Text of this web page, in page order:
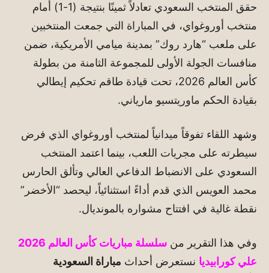
حقق المنتخب السعودي تعادلاً ثمينًا بنتيجة (1-1) أمام
منتخب أوروغواي، في المباراة التي جمعت المنتخبين
على ملعب “هارد روك” بمدينة ميامي الأمريكية، ضمن
منافسات الجولة الأولى للمجموعة الثامنة من بطولة
كأس العالم 2026، تحت قيادة طاقم تحكيم إيطالي
بقيادة الحكم ماوريتسيو مارياني.
وشهد اللقاء تفوقاً ميدانياً لمنتخب أوروغواي الذي فرض
سيطرته على مجريات اللعب، بينما اعتمد المنتخب
السعودي على الانضباط الدفاعي العالي وتألق الحارس
محمد العويس الذي قدم أداءً استثنائياً، ليحصد “الأخضر”
نقطة غالية في افتتاح مشواره بالمونديال.
وفي هذا التقرير من
سلسلة مباريات كأس العالم 2026
علي كورابيديا نستعرض أحداث مباراة السعودية